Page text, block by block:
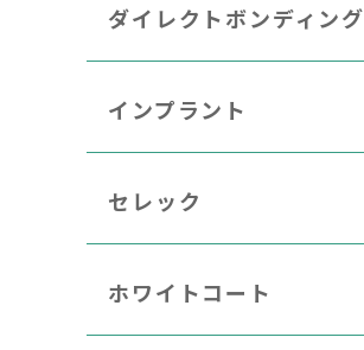
ダイレクトボンディング
インプラント
セレック
ホワイトコート